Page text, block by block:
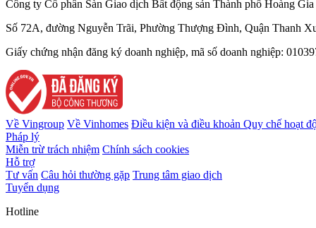
Công ty Cổ phần Sàn Giao dịch Bất động sản Thành phố Hoàng
Số 72A, đường Nguyễn Trãi, Phường Thượng Đình, Quận Thanh
Giấy chứng nhận đăng ký doanh nghiệp, mã số doanh nghiệp:
Về Vingroup Về Vinhomes Điều kiện và điều khoản Quy chế hoạt
Pháp lý
Miễn trừ trách nhiệm Chính sách cookies
Hỗ trợ
Tư vấn Câu hỏi thường gặp Trung tâm giao dịch
Tuyển dụng
Hotline